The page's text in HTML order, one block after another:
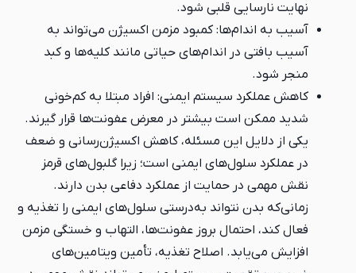
نهایت نارسایی قلبی شود.
آسیب به اندام‌ها: کمبود مزمن اکسیژن می‌تواند به
آسیب بافتی در اندام‌های حیاتی مانند کلیه‌ها و کبد
منجر شود.
کاهش عملکرد سیستم ایمنی: افراد مبتلا به کم‌خونی
شدید ممکن است بیشتر در معرض عفونت‌ها قرار گیرند.
یکی از دلایل این مسئله، کاهش اکسیژن‌رسانی و ضعف
در عملکرد سلول‌های ایمنی است؛ زیرا گلبول‌های قرمز
نقش مهمی در حمایت از عملکرد دفاعی بدن دارند.
زمانی‌که بدن نتواند به‌درستی سلول‌های ایمنی را تغذیه و
فعال کند، احتمال بروز عفونت‌ها، التهاب و خستگی مزمن
افزایش می‌یابد. اصلاح تغذیه، تأمین ویتامین‌های